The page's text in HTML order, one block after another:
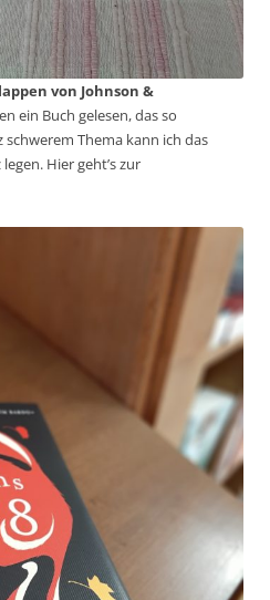
von Johnson &
ein Buch gelesen, das so
Thema kann ich das
Hier geht’s zur